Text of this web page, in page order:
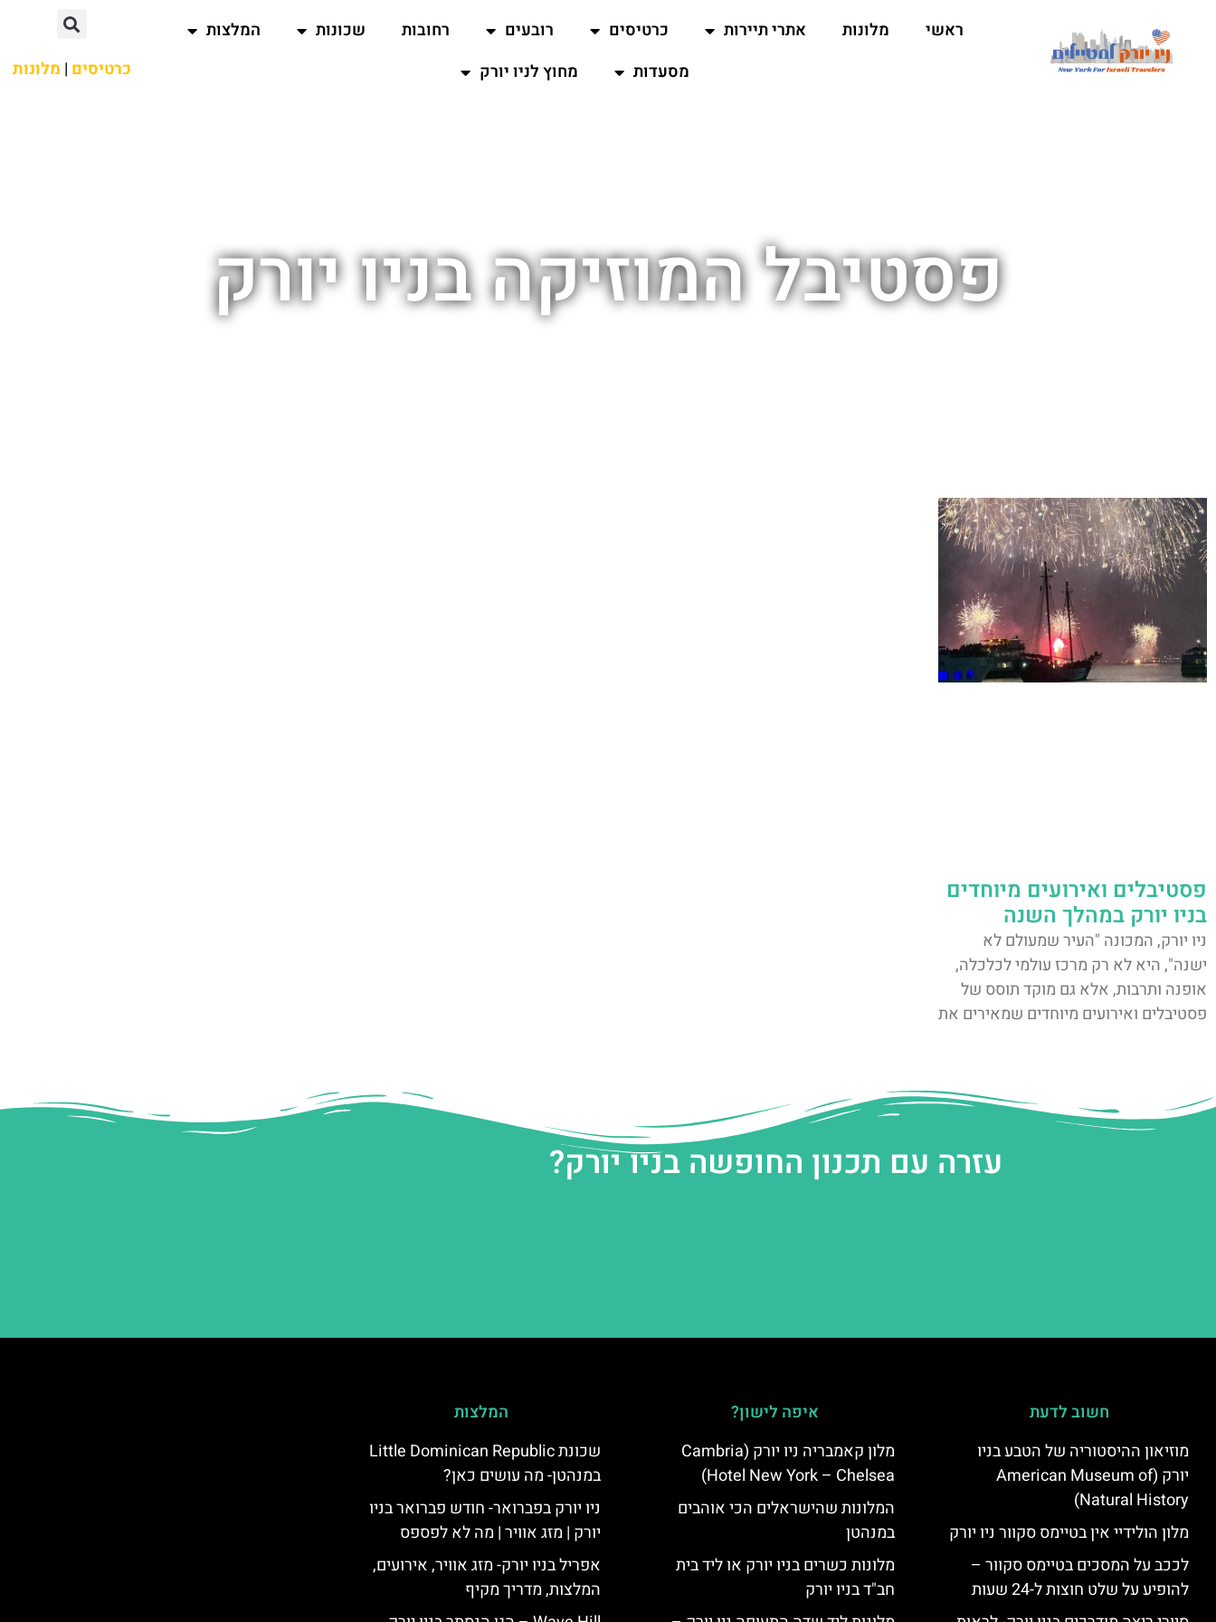
ראשי מלונות אתרי תיירות כרטיסים רובעים רחובות שכונות
המלצות
מסעדות
מחוץ לניו יורק כרטיסים | מלונות
פסטיבל המוזיקה בניו יורק
פסטיבלים ואירועים מיוחדים
בניו יורק במהלך השנה
ניו יורק, המכונה "העיר שמעולם לא
ישנה", היא לא רק מרכז עולמי לכלכלה,
אופנה ותרבות, אלא גם מוקד תוסס של
פסטיבלים ואירועים מיוחדים שמאירים את
עזרה עם תכנון החופשה בניו יורק?
חשוב לדעת
מוזיאון ההיסטוריה של הטבע בניו
יורק (American Museum of
Natural History)
מלון הולידיי אין בטיימס סקוור ניו יורק
לככב על המסכים בטיימס סקוור –
להופיע על שלט חוצות ל-24 שעות
איפה לישון?
מלון קאמבריה ניו יורק (Cambria
Hotel New York – Chelsea)
המלונות שהישראלים הכי אוהבים
במנהטן
מלונות כשרים בניו יורק או ליד בית
חב"ד בניו יורק
המלצות
שכונת Little Dominican Republic
במנהטן- מה עושים כאן?
ניו יורק בפברואר- חודש פברואר בניו
יורק | מזג אוויר | מה לא לפספס
אפריל בניו יורק- מזג אוויר, אירועים,
המלצות, מדריך מקיף